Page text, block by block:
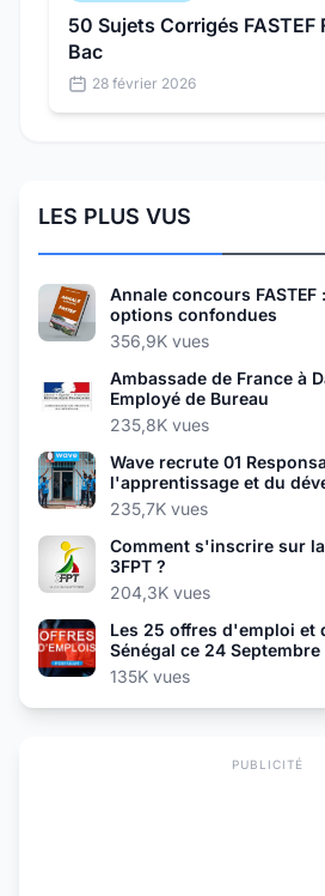
50 Sujets Corrigés FASTEF
Bac
28 février 2026
LES PLUS VUS
Annale concours FASTEF
options confondues
356,9K vues
Ambassade de France à
Employé de Bureau
235,8K vues
Wave recrute 01
l'apprentissage et du
235,7K vues
Comment s'inscrire sur
3FPT ?
204,3K vues
Les 25 offres d'emploi et
Sénégal ce 24
135K vues
PUBLICITÉ